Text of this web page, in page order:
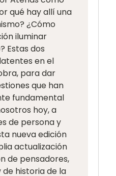
qué hay allí una
¿Cómo
iluminar
Estas dos
en el
para dar
que han
fundamental
hoy, a
de persona y
nueva edición
actualización
de pensadores,
historia de la